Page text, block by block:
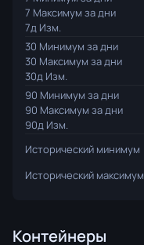
7 Максимум за дни
7д Изм.
30 Минимум за дни
30 Максимум за дни
30д Изм.
90 Минимум за дни
90 Максимум за дни
90д Изм.
Исторический минимум
Исторический максимум
Контейнеры